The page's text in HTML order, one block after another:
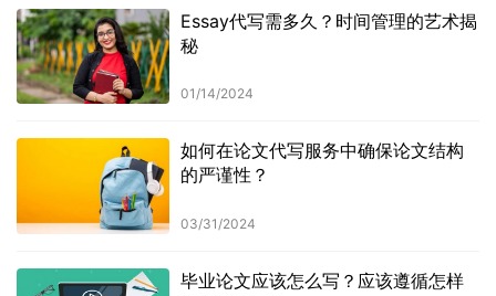
Essay代写需多久？时间管理的艺术揭
秘
01/14/2024
如何在论文代写服务中确保论文结构
的严谨性？
03/31/2024
毕业论文应该怎么写？应该遵循怎样